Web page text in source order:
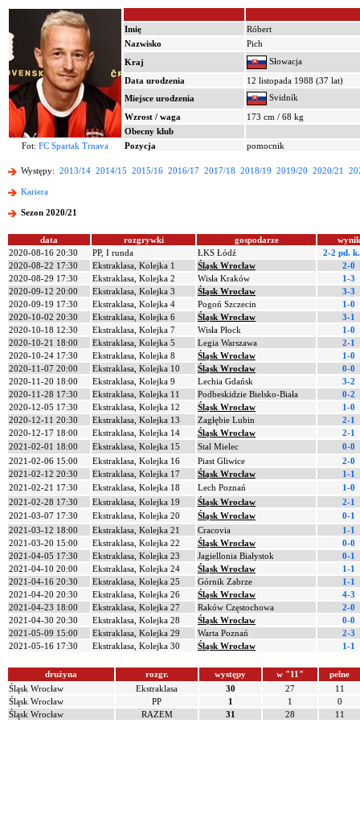
Imię
Róbert
Nazwisko
Pich
Kraj
Słowacja
Data urodzenia
12 listopada 1988 (37 lat)
Miejsce urodzenia
Svidník
Wzrost / waga
173 cm / 68 kg
Obecny klub
Fot: FC Spartak Trnava Pozycja pomocnik
Występy: 2013/14 2014/15 2015/16 2016/17 2017/18 2018/19 2019/20 2020/21
Kariera
Sezon 2020/21
data rozgrywki gospodarze
wynik
2020-08-16 20:30
PP, I runda ŁKS Łódź 2-2 pd.
2020-08-22 17:30
Ekstraklasa, Kolejka 1 Śląsk Wrocław
2-0
2020-08-29 17:30
Ekstraklasa, Kolejka 2 Wisła Kraków
1-3
2020-09-12 20:00
Ekstraklasa, Kolejka 3 Śląsk Wrocław
3-3
2020-09-19 17:30
Ekstraklasa, Kolejka 4 Pogoń Szczecin
1-0
2020-10-02 20:30
Ekstraklasa, Kolejka 6 Śląsk Wrocław
3-1
2020-10-18 12:30
Ekstraklasa, Kolejka 7 Wisła Płock
1-0
2020-10-21 18:00
Ekstraklasa, Kolejka 5 Legia Warszawa
2-1
2020-10-24 17:30
Ekstraklasa, Kolejka 8 Śląsk Wrocław
1-0
2020-11-07 20:00
Ekstraklasa, Kolejka 10 Śląsk Wrocław
0-0
2020-11-20 18:00
Ekstraklasa, Kolejka 9 Lechia Gdańsk
3-2
2020-11-28 17:30
Ekstraklasa, Kolejka 11 Podbeskidzie Bielsko-Biała
0-2
2020-12-05 17:30
Ekstraklasa, Kolejka 12 Śląsk Wrocław
1-0
2020-12-11 20:30
Ekstraklasa, Kolejka 13 Zagłębie Lubin
2-1
2020-12-17 18:00
Ekstraklasa, Kolejka 14 Śląsk Wrocław
2-1
2021-02-01 18:00
Ekstraklasa, Kolejka 15 Stal Mielec
0-0
2021-02-06 15:00
Ekstraklasa, Kolejka 16 Piast Gliwice
2-0
2021-02-12 20:30
Ekstraklasa, Kolejka 17 Śląsk Wrocław
1-1
2021-02-21 17:30
Ekstraklasa, Kolejka 18 Lech Poznań
1-0
2021-02-28 17:30
Ekstraklasa, Kolejka 19 Śląsk Wrocław
2-1
2021-03-07 17:30
Ekstraklasa, Kolejka 20 Śląsk Wrocław
0-1
2021-03-12 18:00
Ekstraklasa, Kolejka 21 Cracovia
1-1
2021-03-20 15:00
Ekstraklasa, Kolejka 22 Śląsk Wrocław
0-0
2021-04-05 17:30
Ekstraklasa, Kolejka 23 Jagiellonia Białystok
0-1
2021-04-10 20:00
Ekstraklasa, Kolejka 24 Śląsk Wrocław
1-1
2021-04-16 20:30
Ekstraklasa, Kolejka 25 Górnik Zabrze
1-1
2021-04-20 20:30
Ekstraklasa, Kolejka 26 Śląsk Wrocław
4-3
2021-04-23 18:00
Ekstraklasa, Kolejka 27 Raków Częstochowa
2-0
2021-04-30 20:30
Ekstraklasa, Kolejka 28 Śląsk Wrocław
0-0
2021-05-09 15:00
Ekstraklasa, Kolejka 29 Warta Poznań
2-3
2021-05-16 17:30
Ekstraklasa, Kolejka 30 Śląsk Wrocław 1-1
drużyna rozgr. występy w "11"
pełne
Śląsk Wrocław
Ekstraklasa 30 27
11
Śląsk Wrocław
PP 1 1
0
Śląsk Wrocław
RAZEM 31 28 11